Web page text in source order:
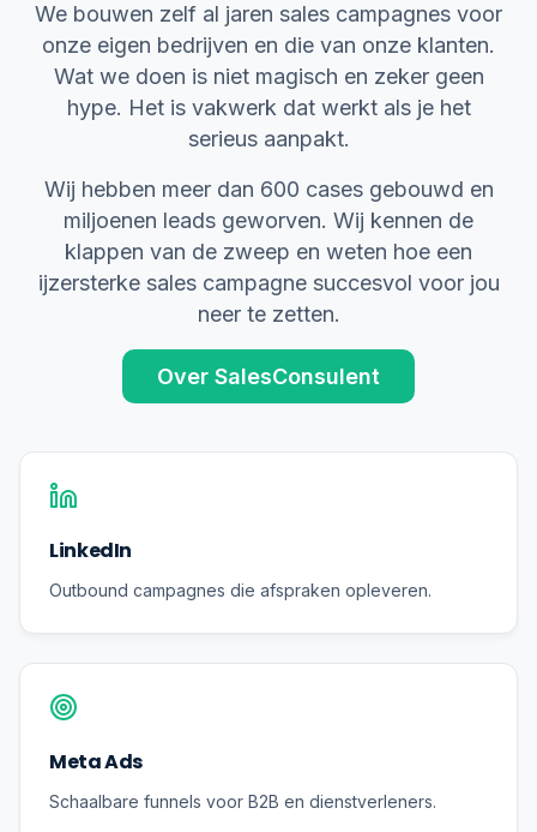
We bouwen zelf al jaren sales campagnes voor
onze eigen bedrijven en die van onze klanten.
Wat we doen is niet magisch en zeker geen
hype. Het is vakwerk dat werkt als je het
serieus aanpakt.
Wij hebben meer dan 600 cases gebouwd en
miljoenen leads geworven. Wij kennen de
klappen van de zweep en weten hoe een
ijzersterke sales campagne succesvol voor jou
neer te zetten.
Over SalesConsulent
LinkedIn
Outbound campagnes die afspraken opleveren.
Meta Ads
Schaalbare funnels voor B2B en dienstverleners.